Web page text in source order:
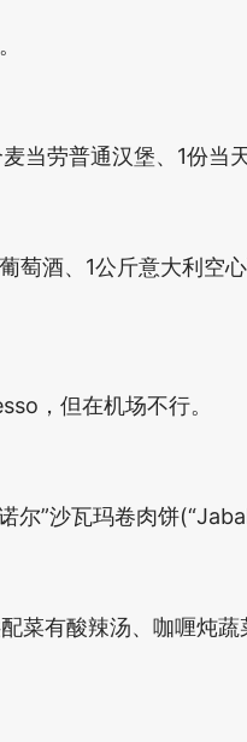
当劳普通汉堡、1份当
萄酒、1公斤意大利空
，但在机场不行。
尔”沙瓦玛卷肉饼
菜有酸辣汤、咖喱炖